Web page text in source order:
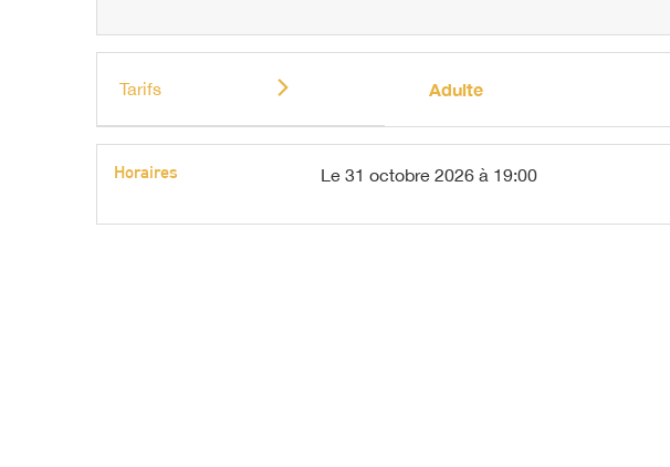
Tarifs Adulte
Horaires Le 31 octobre 2026 à 19:00